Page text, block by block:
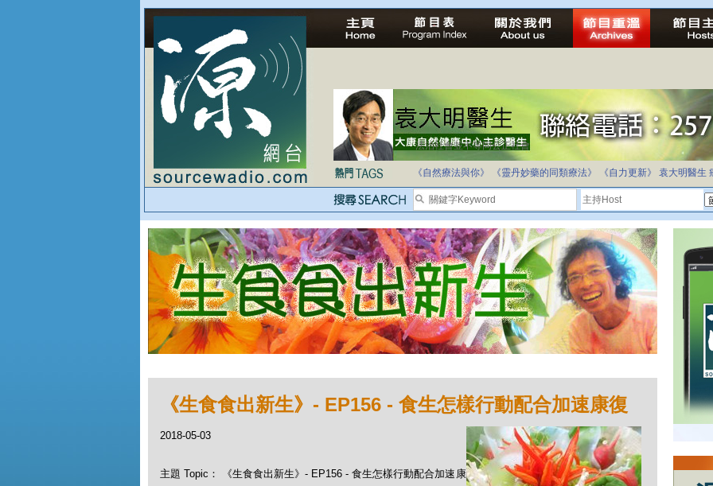
法治社會並不等同公正社會
自家教育合法化-推動多元化教育，全民學卷制
《自然療法與你》
《靈丹妙藥的同類療法》 《自力更新》 袁大明醫生
《生食食出新生》- EP156 - 食生怎樣行動配合加速康復
2018-05-03
主題 Topic： 《生食食出新生》- EP156 - 食生怎樣行動配合加速康